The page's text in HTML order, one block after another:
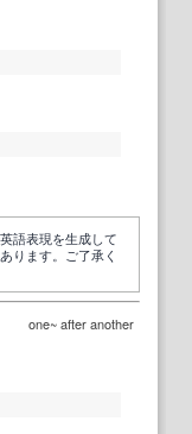
語表現を生成して
ります。ご了承く
one~ after another